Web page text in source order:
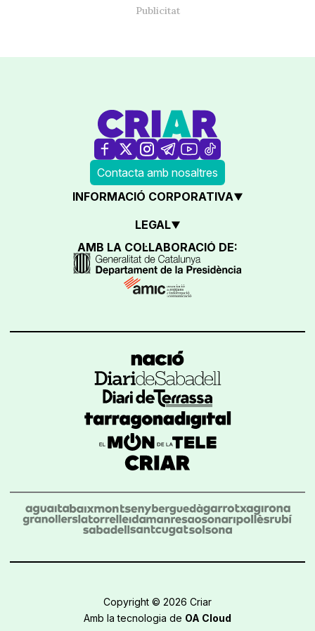
Contacta amb nosaltres
INFORMACIÓ CORPORATIVA
LEGAL
AMB LA COL·LABORACIÓ DE:
Copyright © 2026 Criar
Amb la tecnologia de OA Cloud